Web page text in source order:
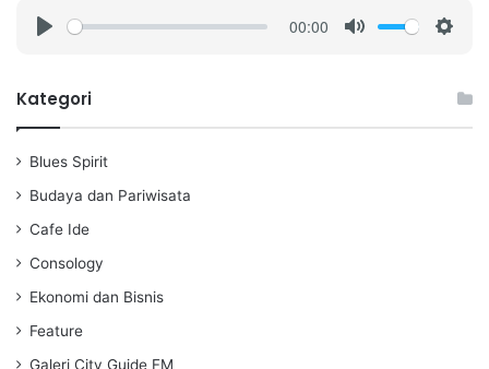
a
00:00
Kategori
Blues Spirit
Budaya dan Pariwisata
Cafe Ide
Consology
Ekonomi dan Bisnis
Feature
Galeri City Guide FM